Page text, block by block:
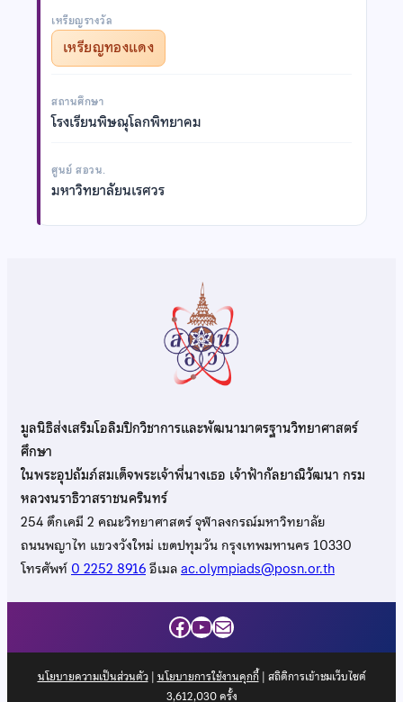
เหรียญรางวัล
เหรียญทองแดง
สถานศึกษา
โรงเรียนพิษณุโลกพิทยาคม
ศูนย์ สอวน.
มหาวิทยาลัยนเรศวร
มูลนิธิส่งเสริมโอลิมปิกวิชาการและพัฒนามาตรฐานวิทยาศาสตร์
ศึกษา
ในพระอุปถัมภ์สมเด็จพระเจ้าพี่นางเธอ เจ้าฟ้ากัลยาณิวัฒนา กรม
หลวงนราธิวาสราชนครินทร์
254 ตึกเคมี 2 คณะวิทยาศาสตร์ จุฬาลงกรณ์มหาวิทยาลัย
ถนนพญาไท แขวงวังใหม่ เขตปทุมวัน กรุงเทพมหานคร 10330
โทรศัพท์0 2252 8916อีเมลac.olympiads@posn.or.th
Facebook
YouTube
Mail
นโยบายความเป็นส่วนตัว| นโยบายการใช้งานคุกกี้| สถิติการเข้าชมเว็บไซต์
3,612,030ครั้ง